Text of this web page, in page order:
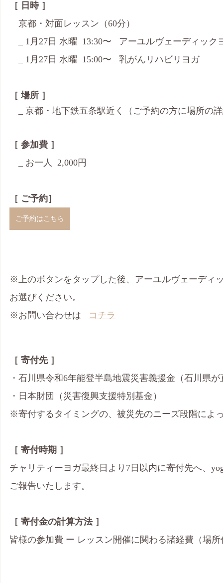
［ 日時 ］
京都・対面レッスン（60分）
_ 1月27日 水曜  13:30〜   アーユルヴェーディック
_ 1月27日 水曜  15:00〜   乳がんリハビリヨガ
［ 場所 ］
_ 京都・地下鉄五条駅近く（ご予約の方に場所の
［ 参加費 ］
_ お一人  2,000円
［ ご予約］
ご予約はこちら
※上のボタンをタップした後、アーユルヴェーディ
お選びください。
※お問い合わせは
コチラ
［ 寄付先 ］
・石川県令和6年能登半島地震災害義援金（石川県
・日本財団（災害復興支援特別基金）
※寄付するタイミングの、被災先のニーズ段階によ
［ 寄付時期 ］
チャリティーヨガ最終日より7日以内に寄付先へ、
ご報告いたします。
［ 寄付金の計算方法 ］
皆様の参加費 ー レッスン開催に関わる諸経費（場